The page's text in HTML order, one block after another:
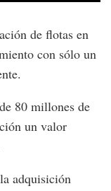
de flotas en
con sólo un
80 millones de
un valor
adquisición